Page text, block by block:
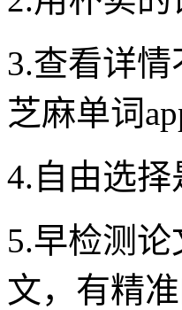
3.查看详
芝麻单词
4.自由选
5.早检测
文，有精